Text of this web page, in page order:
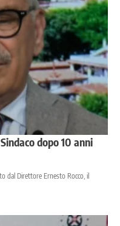
dopo 10 anni
dal Direttore Ernesto Rocco, il